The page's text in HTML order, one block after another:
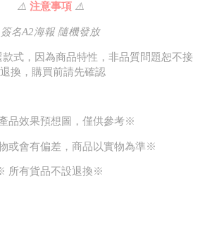
⚠️ 注意事項 ⚠️
簽名A2海報 隨機發放
式，因為商品特性，非品質問題恕不接
換，購買前請先確認
品效果預想圖，僅供參考※
或會有偏差，商品以實物為準※
所有貨品不設退換※